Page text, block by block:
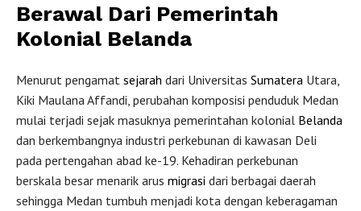
Berawal Dari Pemerintah
Kolonial Belanda
Menurut pengamat sejarah dari Universitas Sumatera Utara,
Kiki Maulana Affandi, perubahan komposisi penduduk Medan
mulai terjadi sejak masuknya pemerintahan kolonial Belanda
dan berkembangnya industri perkebunan di kawasan Deli
pada pertengahan abad ke-19. Kehadiran perkebunan
berskala besar menarik arus migrasi dari berbagai daerah
sehingga Medan tumbuh menjadi kota dengan keberagaman